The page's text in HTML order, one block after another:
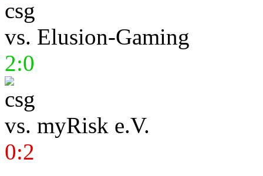
vs. Elusion-Gaming
2:0
vs. myRisk e.V.
0:2